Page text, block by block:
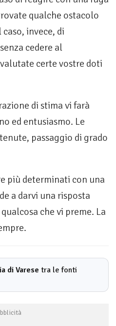
qualche ostacolo
invece, di
cedere al
certe vostre doti
di stima vi farà
ed entusiasmo. Le
passaggio di grado
più determinati con una
a darvi una risposta
che vi preme. La
di Varese tra le fonti